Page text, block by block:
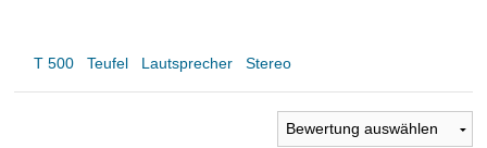
T 500 Teufel Lautsprecher Stereo